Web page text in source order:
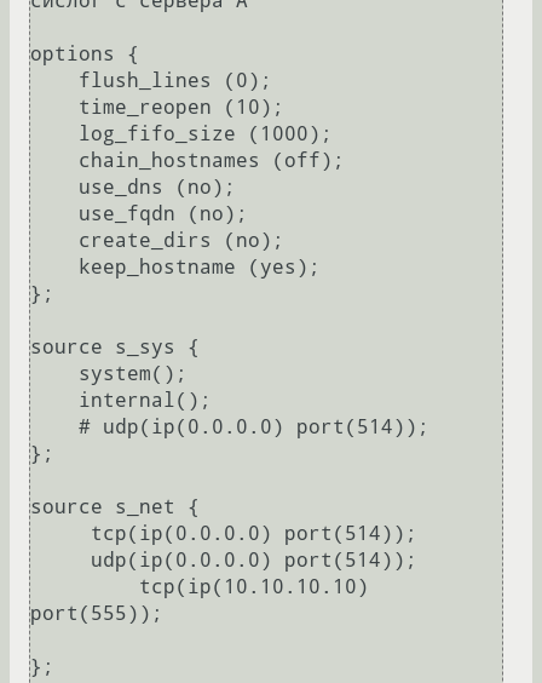
options {
};
source s_sys {
};
source s_net {
port(555));
};